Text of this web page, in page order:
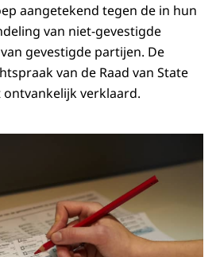
aangetekend tegen de in hun
van niet-gevestigde
gevestigde partijen. De
van de Raad van State
verklaard.